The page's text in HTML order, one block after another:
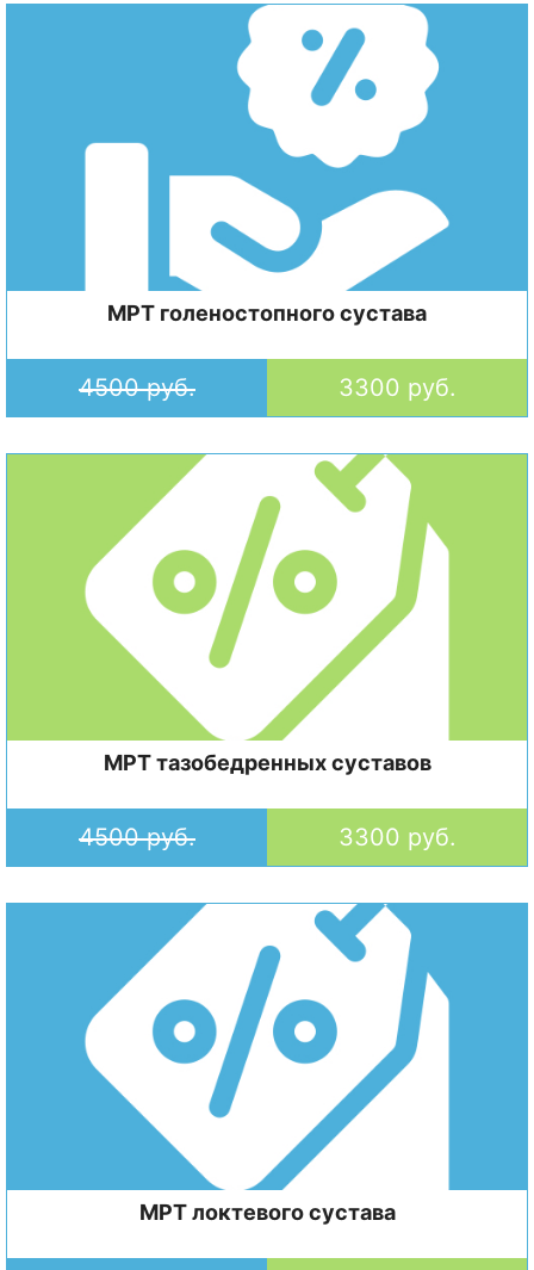
МРТ голеностопного сустава
4500 руб. 3300 руб.
МРТ тазобедренных суставов
4500 руб. 3300 руб.
МРТ локтевого сустава